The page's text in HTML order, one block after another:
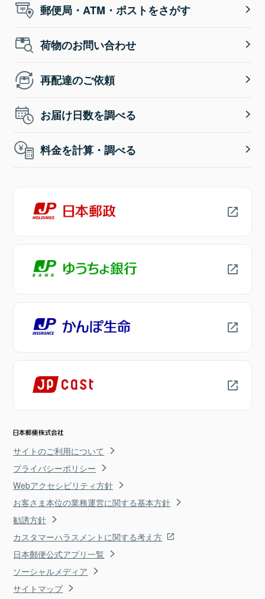
郵便局・ATM・ポストをさがす
荷物のお問い合わせ
再配達のご依頼
お届け日数を調べる
料金を計算・調べる
サイトのご利用について
プライバシーポリシー
Webアクセシビリティ方針
お客さま本位の業務運営に関する基本方針
勧誘方針
カスタマーハラスメントに関する考え方
日本郵便公式アプリ一覧
ソーシャルメディア
サイトマップ